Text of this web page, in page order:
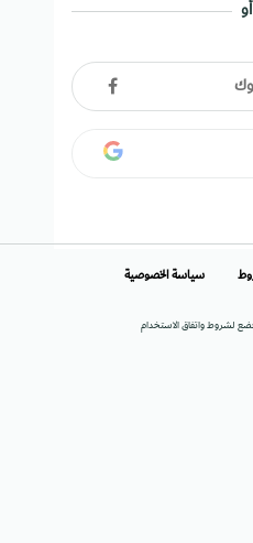
أو
لشروط واتفاق الاستخدام
سياسة الخصوصية